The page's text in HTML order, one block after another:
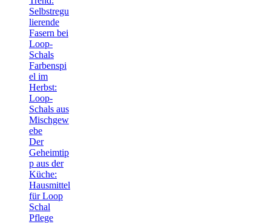
Selbstregu
lierende
Fasern bei
Loop-
Schals
Farbenspi
el im
Herbst:
Loop-
Schals aus
Mischgew
ebe
Der
Geheimtip
p aus der
Küche:
Hausmittel
für Loop
Schal
Pflege